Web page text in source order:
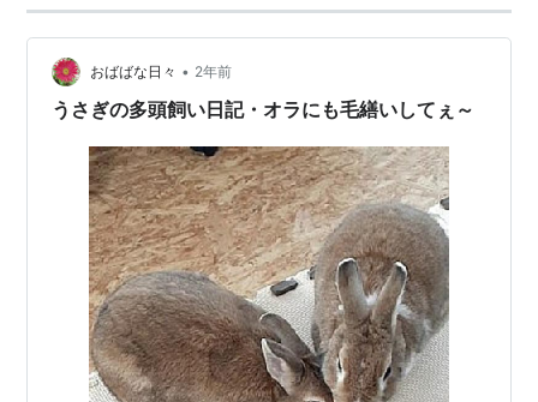
んビーズが余っていたの…
おばばな日々 • 2年前
うさぎの多頭飼い日記・オラにも毛繕いしてぇ～